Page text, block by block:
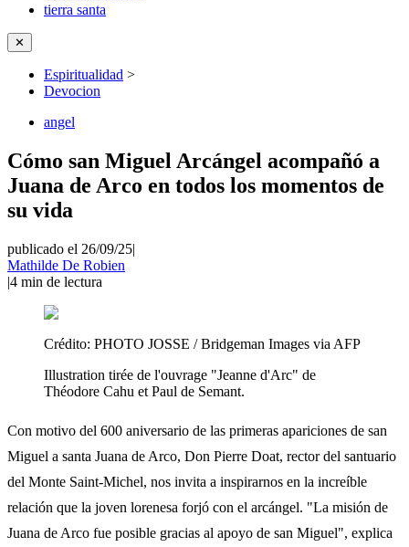
tierra santa
✕
Espiritualidad >
Devocion
angel
Cómo san Miguel Arcángel acompañó a
Juana de Arco en todos los momentos de
su vida
publicado el 26/09/25|
Mathilde De Robien
|4 min de lectura
Crédito: PHOTO JOSSE / Bridgeman Images via AFP
Illustration tirée de l'ouvrage "Jeanne d'Arc" de
Théodore Cahu et Paul de Semant.
Con motivo del 600 aniversario de las primeras apariciones de san
Miguel a santa Juana de Arco, Don Pierre Doat, rector del santuario
del Monte Saint-Michel, nos invita a inspirarnos en la increíble
relación que la joven lorenesa forjó con el arcángel. "La misión de
Juana de Arco fue posible gracias al apoyo de san Miguel", explica